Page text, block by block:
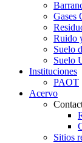
Gases
Ruido
Suelo
Suelo
Instituciones
PAOT
Acervo
Sitios